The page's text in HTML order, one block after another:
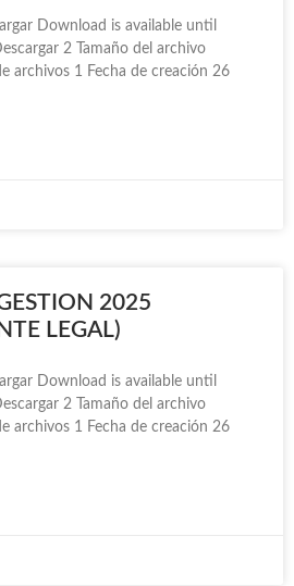
Download is available until
2 Tamaño del archivo
archivos 1 Fecha de creación 26
2025
LEGAL)
Download is available until
2 Tamaño del archivo
archivos 1 Fecha de creación 26